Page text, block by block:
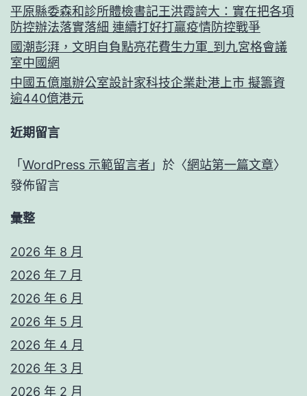
平原縣委森和診所體檢書記王洪霞誇大：實在把各項
防控辦法落實落細 連續打好打贏疫情防控戰爭
國潮彭湃，文明自負點亮花費生力軍_到九宮格會議
室中國網
中國五億嵐辦公室設計家科技企業赴港上市 擬籌資
逾440億港元
近期留言
「 WordPress 示範留言者 」於〈網站第一篇文章〉
發佈留言
彙整
2026 年 8 月
2026 年 7 月
2026 年 6 月
2026 年 5 月
2026 年 4 月
2026 年 3 月
2026 年 2 月